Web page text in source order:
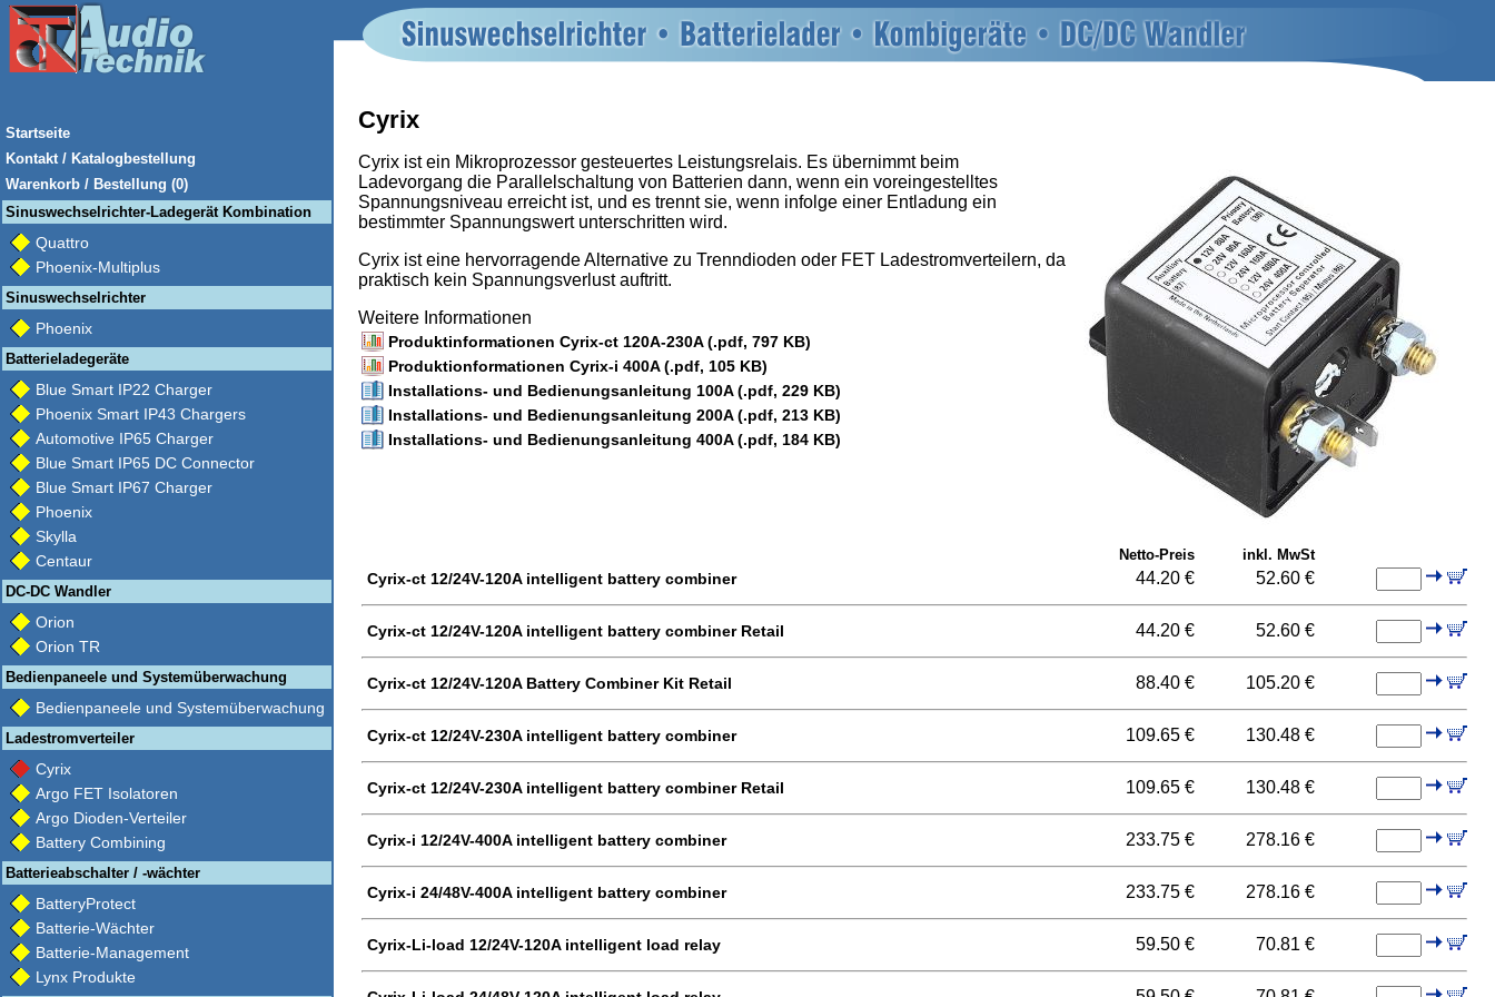
Startseite
Kontakt / Katalogbestellung
Warenkorb / Bestellung (0)
Sinuswechselrichter-Ladegerät Kombination
Quattro
Phoenix-Multiplus
Sinuswechselrichter
Phoenix
Batterieladegeräte
Blue Smart IP22 Charger
Phoenix Smart IP43 Chargers
Automotive IP65 Charger
Blue Smart IP65 DC Connector
Blue Smart IP67 Charger
Phoenix
Skylla
Centaur
DC-DC Wandler
Orion
Orion TR
Bedienpaneele und Systemüberwachung
Bedienpaneele und Systemüberwachung
Ladestromverteiler
Cyrix
Argo FET Isolatoren
Argo Dioden-Verteiler
Battery Combining
Batterieabschalter / -wächter
BatteryProtect
Batterie-Wächter
Batterie-Management
Lynx Produkte
Cyrix
Cyrix ist ein Mikroprozessor gesteuertes Leistungsrelais. Es übernimmt beim
Ladevorgang die Parallelschaltung von Batterien dann, wenn ein voreingestelltes
Spannungsniveau erreicht ist, und es trennt sie, wenn infolge einer Entladung ein
bestimmter Spannungswert unterschritten wird.
Cyrix ist eine hervorragende Alternative zu Trenndioden oder FET Ladestromverteilern, da
praktisch kein Spannungsverlust auftritt.
Weitere Informationen
Produktinformationen Cyrix-ct 120A-230A (.pdf, 797 KB)
Produktionformationen Cyrix-i 400A (.pdf, 105 KB)
Installations- und Bedienungsanleitung 100A (.pdf, 229 KB)
Installations- und Bedienungsanleitung 200A (.pdf, 213 KB)
Installations- und Bedienungsanleitung 400A (.pdf, 184 KB)
Netto-Preis inkl. MwSt
Cyrix-ct 12/24V-120A intelligent battery combiner 44.20 € 52.60 €
Cyrix-ct 12/24V-120A intelligent battery combiner Retail 44.20 € 52.60 €
Cyrix-ct 12/24V-120A Battery Combiner Kit Retail 88.40 € 105.20 €
Cyrix-ct 12/24V-230A intelligent battery combiner 109.65 € 130.48 €
Cyrix-ct 12/24V-230A intelligent battery combiner Retail 109.65 € 130.48 €
Cyrix-i 12/24V-400A intelligent battery combiner 233.75 € 278.16 €
Cyrix-i 24/48V-400A intelligent battery combiner 233.75 € 278.16 €
Cyrix-Li-load 12/24V-120A intelligent load relay 59.50 € 70.81 €